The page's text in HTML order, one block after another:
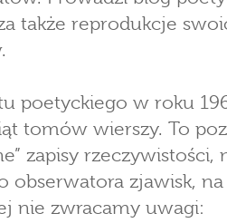
także reprodukcje
poetyckiego w roku
tomów wierszy. To
zapisy rzeczywistości,
obserwatora zjawisk,
nie zwracamy uwagi: